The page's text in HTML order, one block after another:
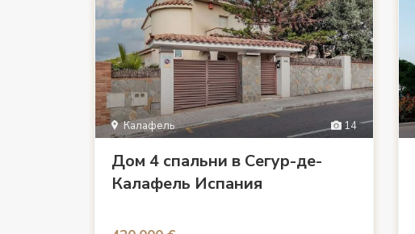
14
Калафель
Дом 4 спальни в Сегур-де-
Калафель Испания